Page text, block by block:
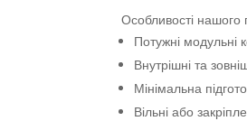
Особливості нашого
Потужні модульні
Внутрішні та
Мінімальна
Вільні або